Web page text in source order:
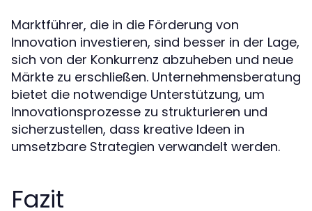
Marktführer, die in die Förderung von
Innovation investieren, sind besser in der Lage,
sich von der Konkurrenz abzuheben und neue
Märkte zu erschließen. Unternehmensberatung
bietet die notwendige Unterstützung, um
Innovationsprozesse zu strukturieren und
sicherzustellen, dass kreative Ideen in
umsetzbare Strategien verwandelt werden.
Fazit